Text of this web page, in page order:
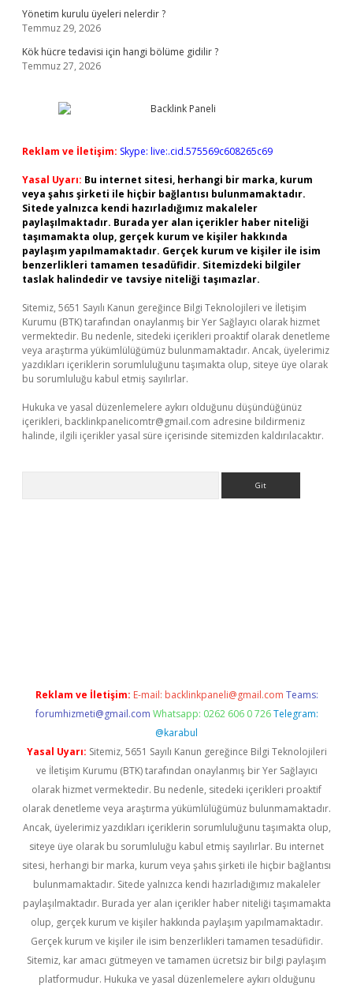
Yönetim kurulu üyeleri nelerdir ?
Temmuz 29, 2026
Kök hücre tedavisi için hangi bölüme gidilir ?
Temmuz 27, 2026
Reklam ve İletişim: Skype: live:.cid.575569c608265c69
Yasal Uyarı: Bu internet sitesi, herhangi bir marka, kurum
veya şahıs şirketi ile hiçbir bağlantısı bulunmamaktadır.
Sitede yalnızca kendi hazırladığımız makaleler
paylaşılmaktadır. Burada yer alan içerikler haber niteliği
taşımamakta olup, gerçek kurum ve kişiler hakkında
paylaşım yapılmamaktadır. Gerçek kurum ve kişiler ile isim
benzerlikleri tamamen tesadüfidir. Sitemizdeki bilgiler
taslak halindedir ve tavsiye niteliği taşımazlar.
Sitemiz, 5651 Sayılı Kanun gereğince Bilgi Teknolojileri ve İletişim
Kurumu (BTK) tarafından onaylanmış bir Yer Sağlayıcı olarak hizmet
vermektedir. Bu nedenle, sitedeki içerikleri proaktif olarak denetleme
veya araştırma yükümlülüğümüz bulunmamaktadır. Ancak, üyelerimiz
yazdıkları içeriklerin sorumluluğunu taşımakta olup, siteye üye olarak
bu sorumluluğu kabul etmiş sayılırlar.
Hukuka ve yasal düzenlemelere aykırı olduğunu düşündüğünüz
içerikleri, backlinkpanelicomtr@gmail.com adresine bildirmeniz
halinde, ilgili içerikler yasal süre içerisinde sitemizden kaldırılacaktır.
Reklam ve İletişim: E-mail: backlinkpaneli@gmail.com Teams:
forumhizmeti@gmail.com Whatsapp: 0262 606 0 726 Telegram:
@karabul
Yasal Uyarı: Sitemiz, 5651 Sayılı Kanun gereğince Bilgi Teknolojileri
ve İletişim Kurumu (BTK) tarafından onaylanmış bir Yer Sağlayıcı
olarak hizmet vermektedir. Bu nedenle, sitedeki içerikleri proaktif
olarak denetleme veya araştırma yükümlülüğümüz bulunmamaktadır.
Ancak, üyelerimiz yazdıkları içeriklerin sorumluluğunu taşımakta olup,
siteye üye olarak bu sorumluluğu kabul etmiş sayılırlar. Bu internet
sitesi, herhangi bir marka, kurum veya şahıs şirketi ile hiçbir bağlantısı
bulunmamaktadır. Sitede yalnızca kendi hazırladığımız makaleler
paylaşılmaktadır. Burada yer alan içerikler haber niteliği taşımamakta
olup, gerçek kurum ve kişiler hakkında paylaşım yapılmamaktadır.
Gerçek kurum ve kişiler ile isim benzerlikleri tamamen tesadüfidir.
Sitemiz, kar amacı gütmeyen ve tamamen ücretsiz bir bilgi paylaşım
platformudur. Hukuka ve yasal düzenlemelere aykırı olduğunu